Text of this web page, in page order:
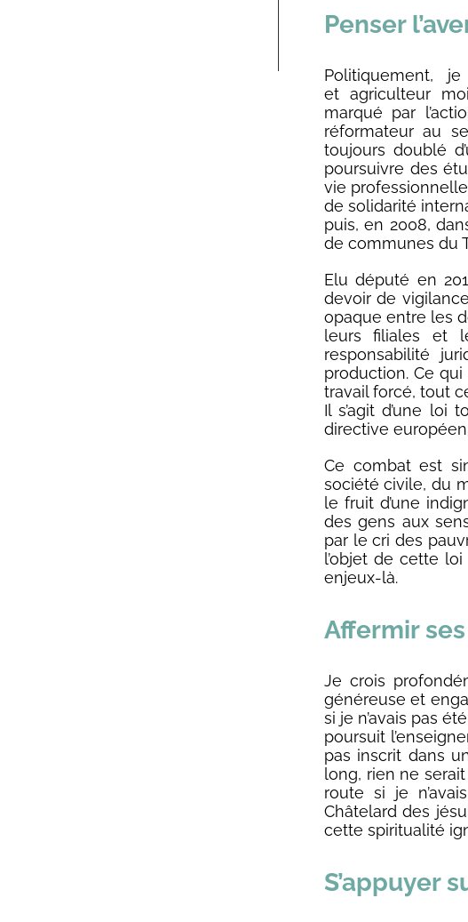
Penser
Politiquement,
et agriculteur
marqué par
réformateur au
toujours doublé
poursuivre des
vie
de solidarité
puis, en 2008,
de communes du
Elu député en
devoir de
opaque entre les
leurs filiales et
responsabilité
production. Ce
travail forcé, tout
Il s’agit d’une
directive
Ce combat est
société civile, du
le fruit d’une
des gens aux
par le cri des
l’objet de cette
enjeux-là.
Affermir
Je crois
généreuse et
si je n’avais pas
poursuit
pas inscrit dans
long, rien ne
route si je
Châtelard des
cette spiritualité
S’appuyer